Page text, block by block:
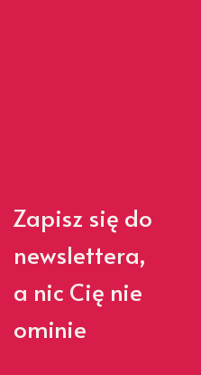
Zapisz się do
newslettera,
a nic Cię nie
ominie